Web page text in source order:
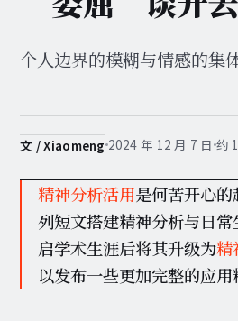
个人边界的模糊与情感的集
文 / Xiaomeng 2024 年 12 月 7 日 约
精神分析活用是何苦开心
列短文搭建精神分析与日
启学术生涯后将其升级为精
以发布一些更加完整的应用